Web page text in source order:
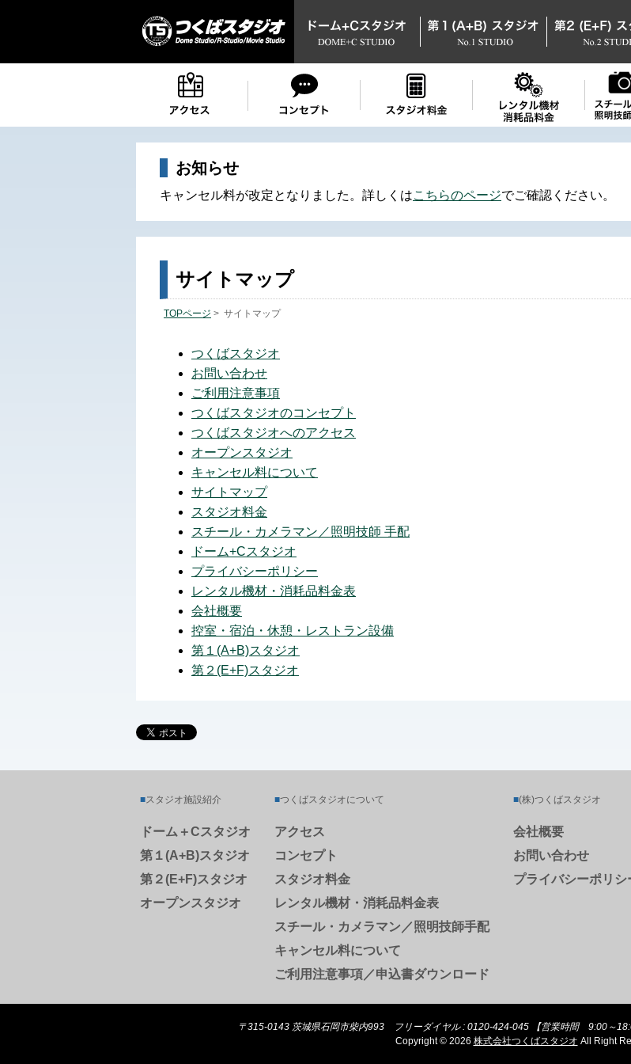
お知らせ
キャンセル料が改定となりました。詳しくはこちらのページでご確認ください。
サイトマップ
TOPページ > サイトマップ
つくばスタジオ
お問い合わせ
ご利用注意事項
つくばスタジオのコンセプト
つくばスタジオへのアクセス
オープンスタジオ
キャンセル料について
サイトマップ
スタジオ料金
スチール・カメラマン／照明技師 手配
ドーム+Cスタジオ
プライバシーポリシー
レンタル機材・消耗品料金表
会社概要
控室・宿泊・休憩・レストラン設備
第１(A+B)スタジオ
第２(E+F)スタジオ
■スタジオ施設紹介
ドーム＋Cスタジオ
第１(A+B)スタジオ
第２(E+F)スタジオ
オープンスタジオ
■つくばスタジオについて
アクセス
コンセプト
スタジオ料金
レンタル機材・消耗品料金表
スチール・カメラマン／照明技師手配
キャンセル料について
ご利用注意事項／申込書ダウンロード
■(株)つくばスタジオ
会社概要
お問い合わせ
プライバシーポリシ
〒315-0143 茨城県石岡市柴内993 フリーダイヤル : 0120-424-045 【営業時間 9:00～
Copyright © 2026 株式会社つくばスタジオ All Right